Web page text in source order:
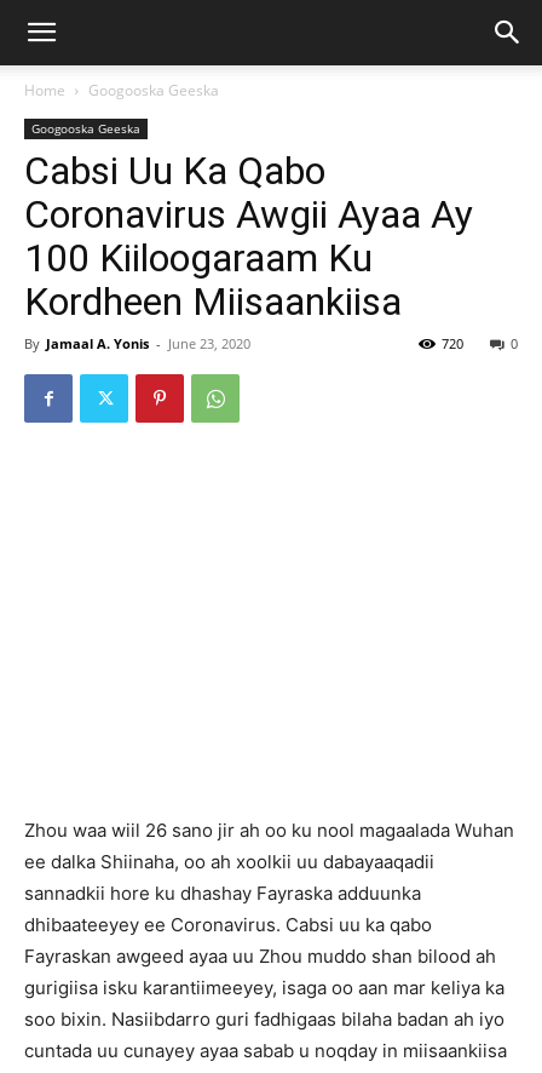
Home Googooska Geeska
Googooska Geeska
Cabsi Uu Ka Qabo
Coronavirus Awgii Ayaa Ay
100 Kiiloogaraam Ku
Kordheen Miisaankiisa
By Jamaal A. Yonis - June 23, 2020 0
720
Zhou waa wiil 26 sano jir ah oo ku nool magaalada Wuhan
ee dalka Shiinaha, oo ah xoolkii uu dabayaaqadii
sannadkii hore ku dhashay Fayraska adduunka
dhibaateeyey ee Coronavirus. Cabsi uu ka qabo
Fayraskan awgeed ayaa uu Zhou muddo shan bilood ah
gurigiisa isku karantiimeeyey, isaga oo aan mar keliya ka
soo bixin. Nasiibdarro guri fadhigaas bilaha badan ah iyo
cuntada uu cunayey ayaa sabab u noqday in miisaankiisa